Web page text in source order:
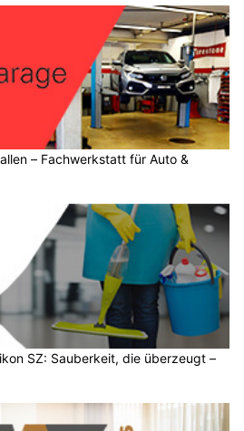
– Fachwerkstatt für Auto &
SZ: Sauberkeit, die überzeugt –